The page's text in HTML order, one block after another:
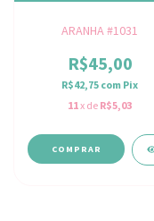
ARANHA #1031
R$45,00
R$42,75 com Pix
11x de R$5,03